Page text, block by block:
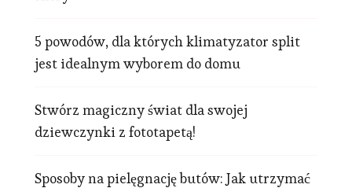
5 powodów, dla których klimatyzator split
jest idealnym wyborem do domu
Stwórz magiczny świat dla swojej
dziewczynki z fototapetą!
Sposoby na pielęgnację butów: Jak utrzymać